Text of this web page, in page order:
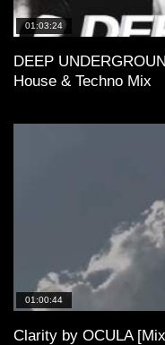
01:03:24
DEEP
House & Techno Mix
01:00:44
Clarity by OCULA